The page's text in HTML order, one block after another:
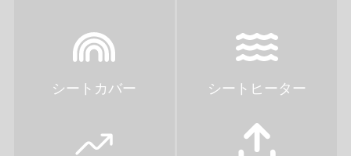
シートカバー シートヒーター